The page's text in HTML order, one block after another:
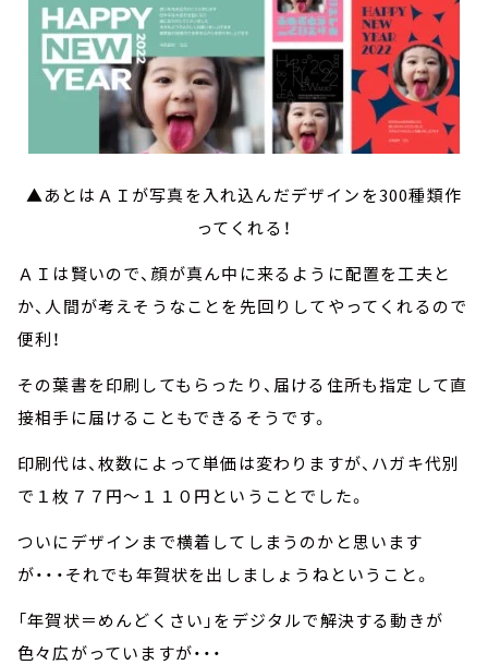
▲あとはＡＩが写真を入れ込んだデザインを300種類作
ってくれる！
ＡＩは賢いので、顔が真ん中に来るように配置を工夫と
か、人間が考えそうなことを先回りしてやってくれるので
便利！
その葉書を印刷してもらったり、届ける住所も指定して直
接相手に届けることもできるそうです。
印刷代は、枚数によって単価は変わりますが、ハガキ代別
で１枚７７円～１１０円ということでした。
ついにデザインまで横着してしまうのかと思います
が・・・それでも年賀状を出しましょうねということ。
「年賀状＝めんどくさい」をデジタルで解決する動きが
色々広がっていますが・・・